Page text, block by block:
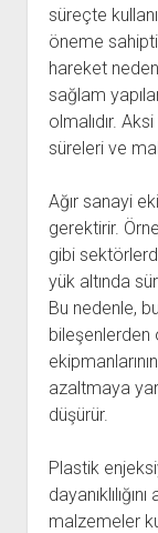
süreçte
öneme
hareket
sağlam
olmalıdır.
süreleri ve
Ağır sanayi
gerektirir.
gibi
yük altında
Bu nedenle,
bileşenlerden
azaltmaya
düşürür.
Plastik
malzemeler